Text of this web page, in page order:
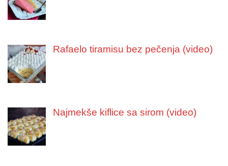
Rafaelo tiramisu bez pečenja (video)
Najmekše kiflice sa sirom (video)